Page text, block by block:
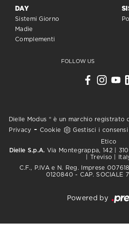
DAY
Sistemi Giorno
Madie
Complementi
FOLLOW US
Dielle Modus ® è un marchio registrato
Privacy - Cookie Gestisci i consensi
Etico
Dielle S.p.A. Via Montegrappa, 142 |
| Treviso |
C.F., P.IVA e N. Reg. Imprese
0120840 - CAP. SOCIALE
Powered by